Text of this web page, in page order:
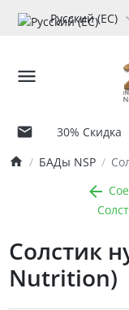
Русский (ЕС)
30% Скидка
БАДы NSP
Солстик
Nutrition)